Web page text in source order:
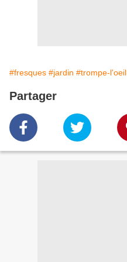
#fresques #jardin #trompe-l'oeil
Partager